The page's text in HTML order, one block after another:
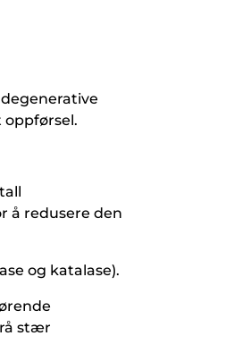
å redusere den
og katalase).
stær